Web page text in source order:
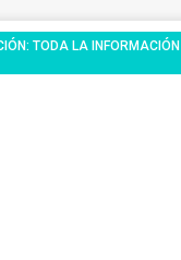
TODA LA INFORMACIÓN |